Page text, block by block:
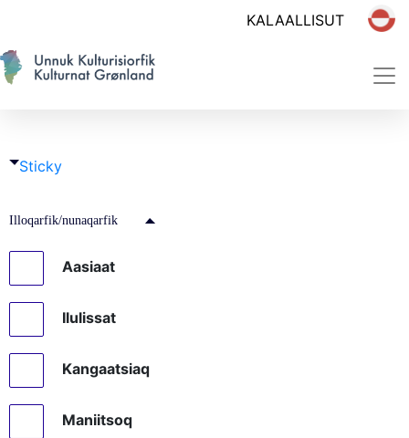
Sticky
Illoqarfik/nunaqarfik
Aasiaat
Ilulissat
Kangaatsiaq
Maniitsoq